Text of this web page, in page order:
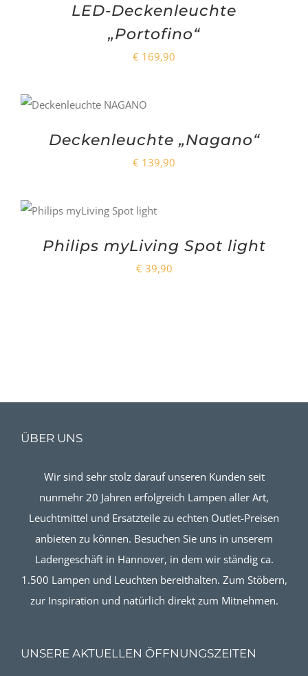
LED-Deckenleuchte
„Portofino“
€ 169,90
Deckenleuchte „Nagano“
€ 139,90
Philips myLiving Spot light
€ 39,90
ÜBER UNS
Wir sind sehr stolz darauf unseren Kunden seit
nunmehr 20 Jahren erfolgreich Lampen aller Art,
Leuchtmittel und Ersatzteile zu echten Outlet-Preisen
anbieten zu können. Besuchen Sie uns in unserem
Ladengeschäft in Hannover, in dem wir ständig ca.
1.500 Lampen und Leuchten bereithalten. Zum Stöbern,
zur Inspiration und natürlich direkt zum Mitnehmen.
UNSERE AKTUELLEN ÖFFNUNGSZEITEN